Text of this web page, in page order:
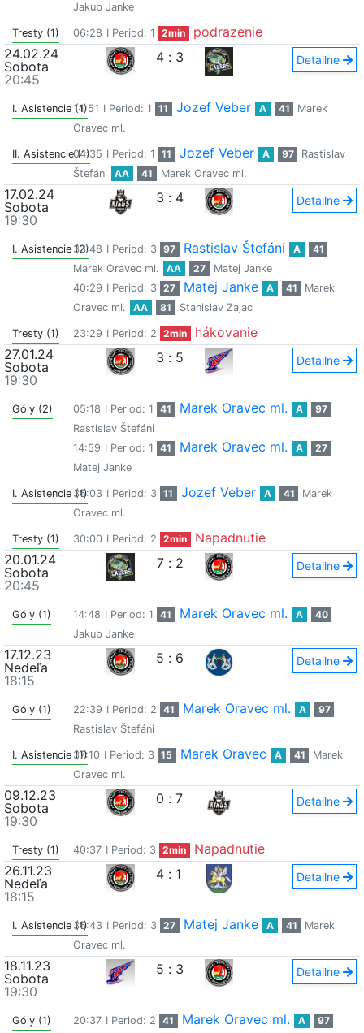
Jakub Janke
Tresty (1) 06:28 I Period: 1 2min
podrazenie
24.02.24
Sobota
20:45
4 : 3 Detailne
I. Asistencie (1)14:51 I Period: 1 11 Jozef Veber A 41
Marek
Oravec ml.
II. Asistencie (1)
04:35 I Period: 1 11 Jozef Veber A 97
Rastislav
Štefáni
AA 41 Marek Oravec ml.
17.02.24
Sobota
19:30
3 : 4 Detailne
I. Asistencie (2)33:48 I Period: 3 97 Rastislav Štefáni A
41
Marek Oravec ml.
AA 27
Matej Janke
40:29 I Period: 3 27 Matej Janke A 41
Marek
Oravec ml.
AA 81 Stanislav Zajac
Tresty (1) 23:29 I Period: 2 2min
hákovanie
27.01.24
Sobota
19:30
3 : 5 Detailne
Góly (2) 05:18 I Period: 1 41 Marek Oravec ml. A
97
Rastislav Štefáni
14:59 I Period: 1 41 Marek Oravec ml. A
27
Matej Janke
I. Asistencie (1)36:03 I Period: 3 11 Jozef Veber A 41
Marek
Oravec ml.
Tresty (1) 30:00 I Period: 2 2min
Napadnutie
20.01.24
Sobota
20:45
7 : 2 Detailne
Góly (1) 14:48 I Period: 1 41 Marek Oravec ml. A
40
Jakub Janke
17.12.23
Nedeľa
18:15
5 : 6 Detailne
Góly (1) 22:39 I Period: 2 41 Marek Oravec ml. A
97
Rastislav Štefáni
I. Asistencie (1)37:10 I Period: 3 15 Marek Oravec A 41
Marek
Oravec ml.
09.12.23
Sobota
19:30
0 : 7 Detailne
Tresty (1) 40:37 I Period: 3 2min
Napadnutie
26.11.23
Nedeľa
18:15
4 : 1 Detailne
I. Asistencie (1)36:43 I Period: 3 27 Matej Janke A 41
Marek
Oravec ml.
18.11.23
Sobota
19:30
5 : 3 Detailne
Góly (1) 20:37 I Period: 2 41 Marek Oravec ml. A
97